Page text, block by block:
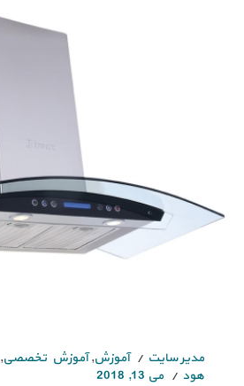
مدیر سایت آموزش,آموزش تخصصی,
هود
می 13, 2018